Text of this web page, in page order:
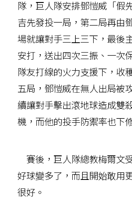
隊，巨人隊安排鄧愷威「假
吉先發投一局，第二局再由
場就讓對手三上三下，最後
安打，送出四次三振、一次
隊友打線的火力支援下，收
五局，鄧愷威在無人出局被
續讓對手擊出滾地球造成雙
機，而他的投手防禦率也下
賽後，巨人隊總教梅爾文
好球變多了，而且開始敢用
很好。